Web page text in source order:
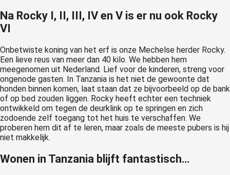
Na Rocky I, II, III, IV en V is er nu ook Rocky
VI
Onbetwiste koning van het erf is onze Mechelse herder Rocky.
Een lieve reus van meer dan 40 kilo. We hebben hem
meegenomen uit Nederland. Lief voor de kinderen, streng voor
ongenode gasten. In Tanzania is het niet de gewoonte dat
honden binnen komen, laat staan dat ze bijvoorbeeld op de bank
of op bed zouden liggen. Rocky heeft echter een techniek
ontwikkeld om tegen de deurklink op te springen en zich
zodoende zelf toegang tot het huis te verschaffen. We
proberen hem dit af te leren, maar zoals de meeste pubers is hij
niet makkelijk.
Wonen in Tanzania blijft fantastisch…